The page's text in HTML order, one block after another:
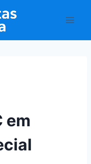
em